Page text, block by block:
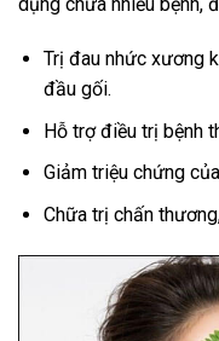
Trị đau nhức xương
đầu gối.
Hỗ trợ điều trị bệnh
Giảm triệu chứng
Chữa trị chấn